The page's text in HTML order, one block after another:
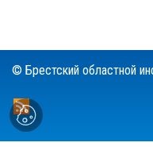
© Брестский областной